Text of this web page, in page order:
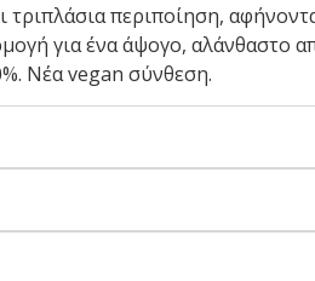
τριπλάσια περιποίηση,
για ένα άψογο,
Νέα vegan σύνθεση.